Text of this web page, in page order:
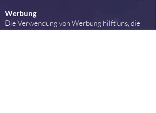
Werbung
Die Verwendung von Werbung hilft uns, die
Anwendung zu monetarisieren und die Inhalte